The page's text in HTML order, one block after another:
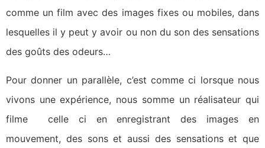
comme un film avec des images fixes ou mobiles, dans
lesquelles il y peut y avoir ou non du son des sensations
des goûts des odeurs…
Pour donner un parallèle, c’est comme ci lorsque nous
vivons une expérience, nous somme un réalisateur qui
filme celle ci en enregistrant des images en
mouvement, des sons et aussi des sensations et que